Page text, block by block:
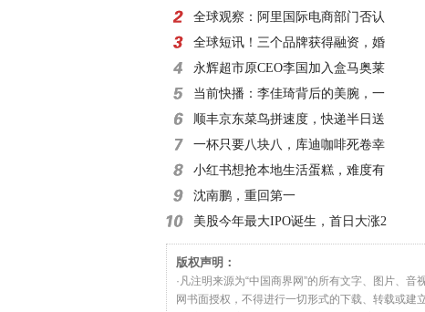
全球观察：阿里国际电商部门否认
全球短讯！三个品牌获得融资，婚
永辉超市原CEO李国加入盒马奥莱
当前快播：李佳琦背后的美腕，一
顺丰京东菜鸟拼速度，快递半日送
一杯只要八块八，库迪咖啡死卷幸
小红书想抢本地生活蛋糕，难度有
沈南鹏，重回第一
美股今年最大IPO诞生，首日大涨2
版权声明：
·凡注明来源为“中国商界网”的所有文字、图片、
网书面授权，不得进行一切形式的下载、转载或建立